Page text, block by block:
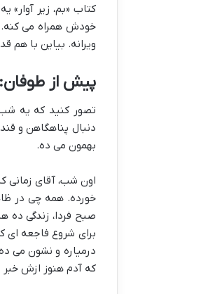
کتاب «بم، زیر آوار»
خودش همراه می کنه.
ویرانه. بیاین با هم
پیش از
تصور کنید که یه
دنبال پناهگاهن و
بهمون می ده.
اون شب، آقای زمانی
خورده. همه چی در
صبح فردا، زندگی ده
برای شروع فاجعه ای
درمیاره و نشون می
که آدم هنوز ازش خبر